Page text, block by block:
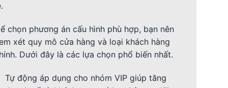
chọn phương án cấu hình phù hợp, bạn nên
xét quy mô cửa hàng và loại khách hàng
Dưới đây là các lựa chọn phổ biến nhất.
Tự động áp dụng cho nhóm VIP giúp tăng